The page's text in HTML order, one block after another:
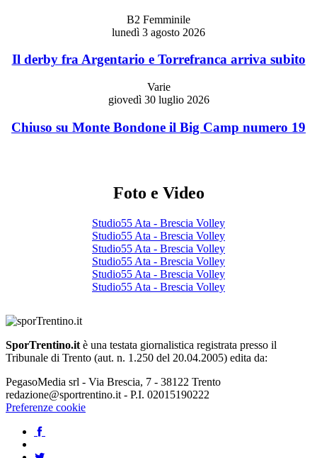
B2 Femminile
lunedì 3 agosto 2026
Il derby fra Argentario e Torrefranca arriva subito
Varie
giovedì 30 luglio 2026
Chiuso su Monte Bondone il Big Camp numero 19
Foto e Video
Studio55 Ata - Brescia Volley
Studio55 Ata - Brescia Volley
Studio55 Ata - Brescia Volley
Studio55 Ata - Brescia Volley
Studio55 Ata - Brescia Volley
Studio55 Ata - Brescia Volley
SporTrentino.it è una testata giornalistica registrata presso il
Tribunale di Trento (aut. n. 1.250 del 20.04.2005) edita da:
PegasoMedia srl - Via Brescia, 7 - 38122 Trento
redazione@sportrentino.it - P.I. 02015190222
Preferenze cookie